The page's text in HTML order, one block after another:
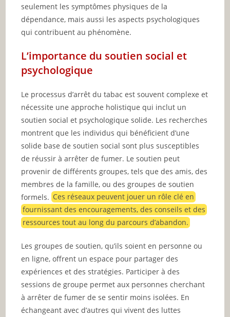
seulement les symptômes physiques de la
dépendance, mais aussi les aspects psychologiques
qui contribuent au phénomène.
L’importance du soutien social et
psychologique
Le processus d’arrêt du tabac est souvent complexe et
nécessite une approche holistique qui inclut un
soutien social et psychologique solide. Les recherches
montrent que les individus qui bénéficient d’une
solide base de soutien social sont plus susceptibles
de réussir à arrêter de fumer. Le soutien peut
provenir de différents groupes, tels que des amis, des
membres de la famille, ou des groupes de soutien
formels.Ces réseaux peuvent jouer un rôle clé en
fournissant des encouragements, des conseils et des
ressources tout au long du parcours d’abandon.
Les groupes de soutien, qu’ils soient en personne ou
en ligne, offrent un espace pour partager des
expériences et des stratégies. Participer à des
sessions de groupe permet aux personnes cherchant
à arrêter de fumer de se sentir moins isolées. En
échangeant avec d’autres qui vivent des luttes